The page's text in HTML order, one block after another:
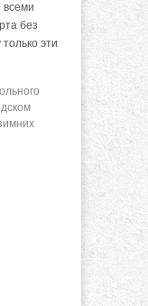
без
эти